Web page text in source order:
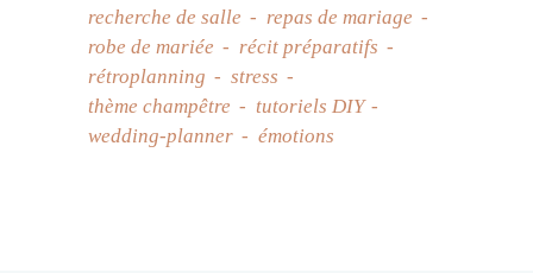
recherche de salle
repas de mariage
robe de mariée
récit préparatifs
rétroplanning
stress
thème champêtre
tutoriels DIY
wedding-planner
émotions